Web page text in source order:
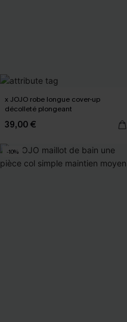
x JOJO robe longue cover-up
décolleté plongeant
39,00 €
-10%